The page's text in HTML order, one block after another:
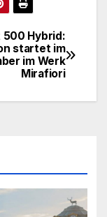
500 Hybrid:
startet im
im Werk
Mirafiori